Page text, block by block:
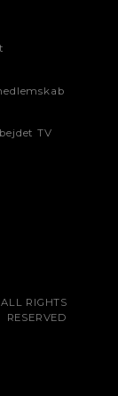
TV
RIGHTS
RESERVED